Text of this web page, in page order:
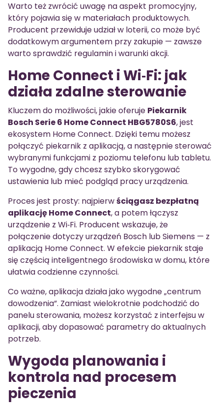
Warto też zwrócić uwagę na aspekt promocyjny,
który pojawia się w materiałach produktowych.
Producent przewiduje udział w loterii, co może być
dodatkowym argumentem przy zakupie — zawsze
warto sprawdzić regulamin i warunki akcji.
Home Connect i Wi‑Fi: jak
działa zdalne sterowanie
Kluczem do możliwości, jakie oferuje Piekarnik
Bosch Serie 6 Home Connect HBG5780S6, jest
ekosystem Home Connect. Dzięki temu możesz
połączyć piekarnik z aplikacją, a następnie sterować
wybranymi funkcjami z poziomu telefonu lub tabletu.
To wygodne, gdy chcesz szybko skorygować
ustawienia lub mieć podgląd pracy urządzenia.
Proces jest prosty: najpierwściągasz bezpłatną
aplikację Home Connect, a potem łączysz
urządzenie z Wi‑Fi. Producent wskazuje, że
połączenie dotyczy urządzeń Bosch lub Siemens — z
aplikacją Home Connect. W efekcie piekarnik staje
się częścią inteligentnego środowiska w domu, które
ułatwia codzienne czynności.
Co ważne, aplikacja działa jako wygodne „centrum
dowodzenia”. Zamiast wielokrotnie podchodzić do
panelu sterowania, możesz korzystać z interfejsu w
aplikacji, aby dopasować parametry do aktualnych
potrzeb.
Wygoda planowania i
kontrola nad procesem
pieczenia